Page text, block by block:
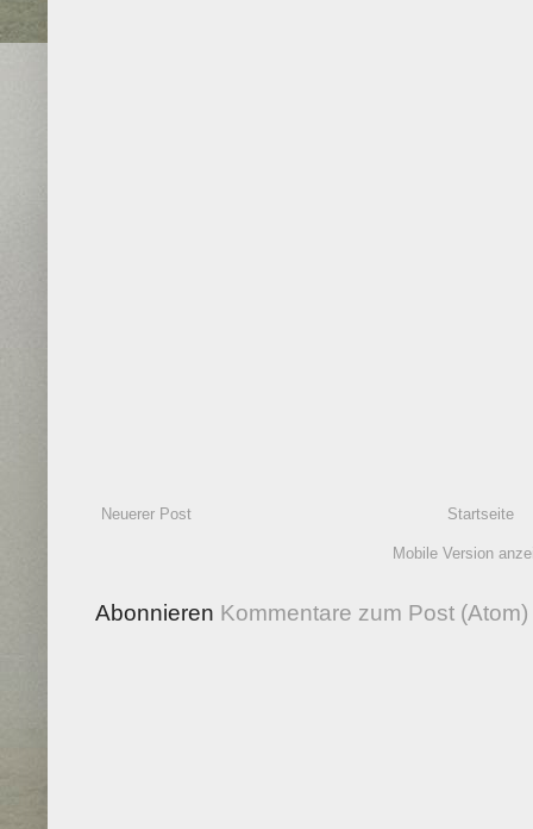
Neuerer Post Startseite
Mobile Version
Abonnieren Kommentare zum Post (Atom)